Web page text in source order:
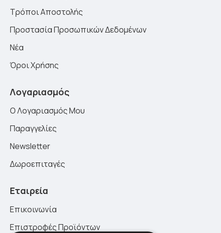
Τρόποι Αποστολής
Προστασία Προσωπικών Δεδομένων
Νέα
Όροι Χρήσης
Λογαριασμός
Ο Λογαριασμός Μου
Παραγγελίες
Newsletter
Δωροεπιταγές
Εταιρεία
Επικοινωνία
Επιστροφές Προϊόντων